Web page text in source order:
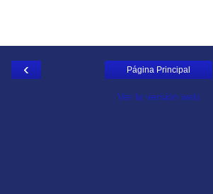
‹ Página Principal
Ver la versión web